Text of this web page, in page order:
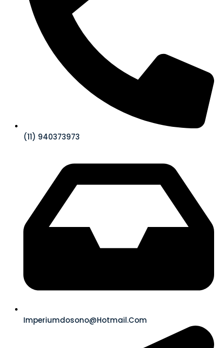
(11) 940373973
Imperiumdosono@hotmail.com